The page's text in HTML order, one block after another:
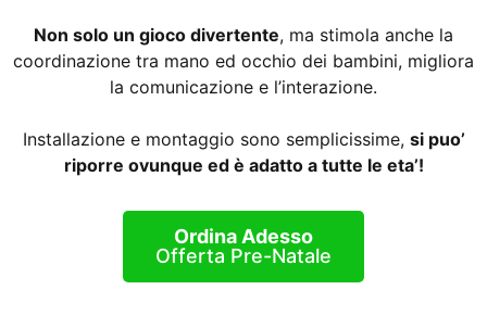
Non solo un gioco divertente, ma stimola anche la
coordinazione tra mano ed occhio dei bambini, migliora
la comunicazione e l’interazione.
Installazione e montaggio sono semplicissime, si puo’
riporre ovunque ed è adatto a tutte le eta’!
Ordina Adesso
Offerta Pre-Natale